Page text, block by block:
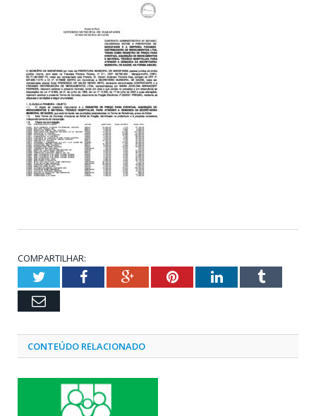
COMPARTILHAR:
TwitterFacebookGoogle+PinterestLinkedInTumblr
Email
CONTEÚDO RELACIONADO